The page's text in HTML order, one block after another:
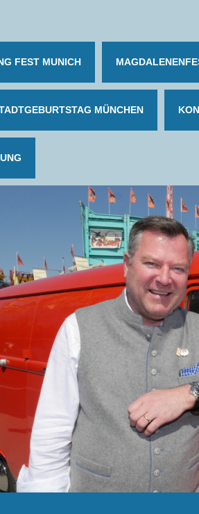
FEST MUNICH
MÜNCHEN